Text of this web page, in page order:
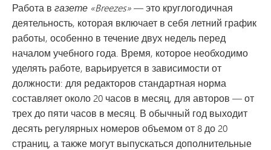
Работа в газете «Breezes»— это круглогодичная
деятельность, которая включает в себя летний график
работы, особенно в течение двух недель перед
началом учебного года. Время, которое необходимо
уделять работе, варьируется в зависимости от
должности: для редакторов стандартная норма
составляет около 20 часов в месяц, для авторов — от
трех до пяти часов в месяц. В обычный год выходит
десять регулярных номеров объемом от 8 до 20
страниц, а также могут выпускаться дополнительные